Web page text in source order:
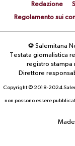
Redazione
Regolamento sui
⚽ Salernitana
Testata giornalistica
registro
Direttore
Copyright © 2018-2024
non possono essere